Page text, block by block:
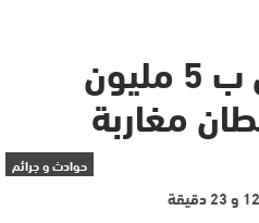
قراصنة يطالبون ب 5 مليون
مغاربة
حوادث و جرائم